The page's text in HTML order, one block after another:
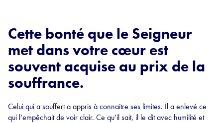
Cette bonté que le Seigneur
met dans votre cœur est
souvent acquise au prix de la
souffrance.
Celui qui a souffert a appris à connaître ses limites. Il a enlevé ce
qui l’empêchait de voir clair. Ce qu’il sait, il le dit avec humilité et